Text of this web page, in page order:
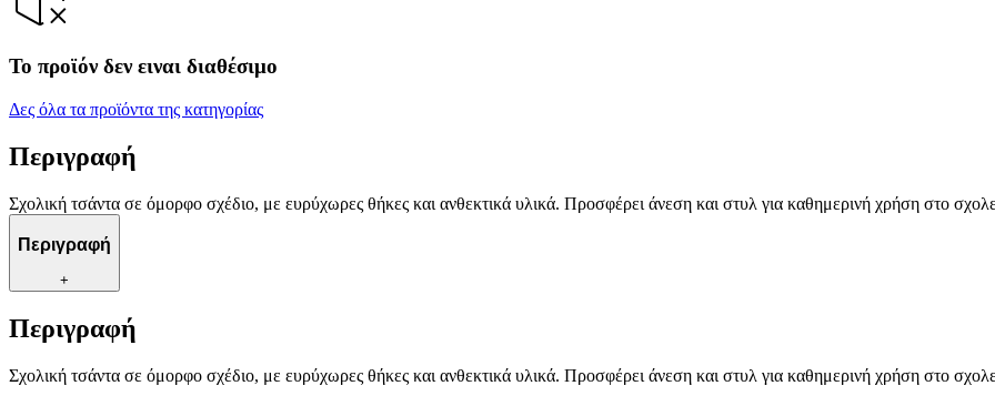
Το προϊόν δεν ειναι διαθέσιμο
Δες όλα τα προϊόντα της κατηγορίας
Περιγραφή
Σχολική τσάντα σε όμορφο σχέδιο, με ευρύχωρες θήκες και ανθεκτικά υλικά. Προσφέρει άνεση και στυλ για καθημερινή χρήση στο
Περιγραφή
+
Περιγραφή
Σχολική τσάντα σε όμορφο σχέδιο, με ευρύχωρες θήκες και ανθεκτικά υλικά. Προσφέρει άνεση και στυλ για καθημερινή χρήση στο